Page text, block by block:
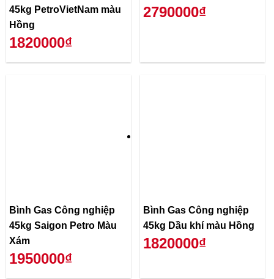
45kg PetroVietNam màu
Hồng
1820000₫
2790000₫
Bình Gas Công nghiệp
45kg Saigon Petro Màu
Xám
1950000₫
Bình Gas Công nghiệp
45kg Dầu khí màu Hồng
1820000₫